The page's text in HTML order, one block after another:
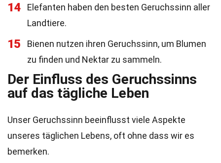
14
Elefanten haben den besten Geruchssinn aller
Landtiere.
15
Bienen nutzen ihren Geruchssinn, um Blumen
zu finden und Nektar zu sammeln.
Der Einfluss des Geruchssinns
auf das tägliche Leben
Unser Geruchssinn beeinflusst viele Aspekte
unseres täglichen Lebens, oft ohne dass wir es
bemerken.